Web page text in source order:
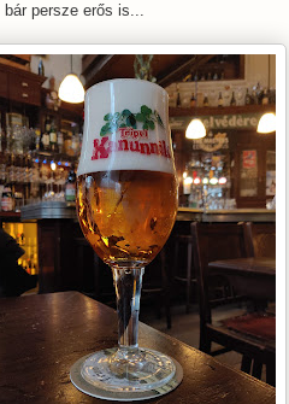
persze erős is...